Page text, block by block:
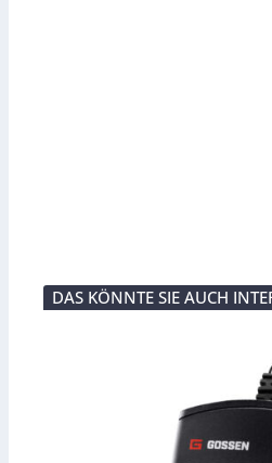
DAS KÖNNTE SIE AUCH